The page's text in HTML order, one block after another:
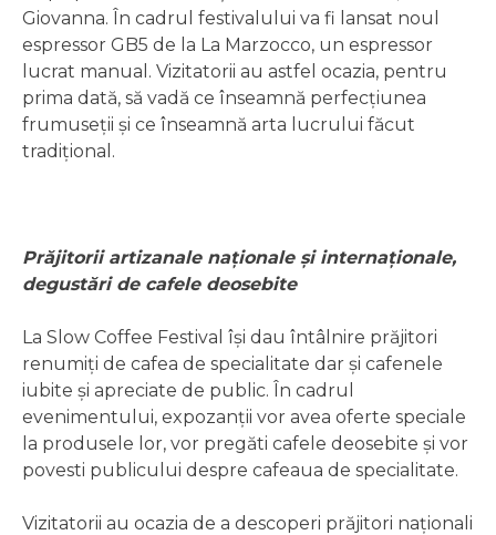
Giovanna. În cadrul festivalului va fi lansat noul
espressor GB5 de la La Marzocco, un espressor
lucrat manual. Vizitatorii au astfel ocazia, pentru
prima dată, să vadă ce înseamnă perfecțiunea
frumuseții și ce înseamnă arta lucrului făcut
tradițional.
Prăjitorii artizanale naționale și internaționale,
degustări de cafele deosebite
La Slow Coffee Festival își dau întâlnire prăjitori
renumiți de cafea de specialitate dar și cafenele
iubite și apreciate de public. În cadrul
evenimentului, expozanții vor avea oferte speciale
la produsele lor, vor pregăti cafele deosebite și vor
povesti publicului despre cafeaua de specialitate.
Vizitatorii au ocazia de a descoperi prăjitori naționali